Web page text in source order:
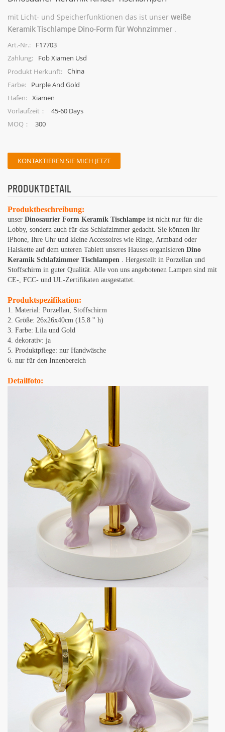
mit Licht- und Speicherfunktionen das ist unser weiße
Keramik Tischlampe Dino-Form für Wohnzimmer .
Art.-Nr.:
F17703
Zahlung:
Fob Xiamen Usd
Produkt Herkunft: China
Farbe:
Purple And Gold
Hafen: Xiamen
Vorlaufzeit：
45-60 Days
MOQ：
300
KONTAKTIEREN SIE MICH JETZT
PRODUKTDETAIL
Produktbeschreibung:
unser Dinosaurier Form Keramik Tischlampe ist nicht nur für die
Lobby, sondern auch für das Schlafzimmer gedacht. Sie können Ihr
iPhone, Ihre Uhr und kleine Accessoires wie Ringe, Armband oder
Halskette auf dem unteren Tablett unseres Hauses organisieren Dino
Keramik Schlafzimmer Tischlampen . Hergestellt in Porzellan und
Stoffschirm in guter Qualität. Alle von uns angebotenen Lampen sind mit
CE-, FCC- und UL-Zertifikaten ausgestattet.
Produktspezifikation:
1. Material: Porzellan, Stoffschirm
2. Größe: 26x26x40cm (15.8 '' h)
3. Farbe: Lila und Gold
4. dekorativ: ja
5. Produktpflege: nur Handwäsche
6. nur für den Innenbereich
Detailfoto: